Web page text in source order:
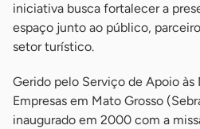
iniciativa busca fortalecer a
espaço junto ao público,
setor turístico.
Gerido pelo Serviço de Apoio às
Empresas em Mato Grosso
inaugurado em 2000 com a